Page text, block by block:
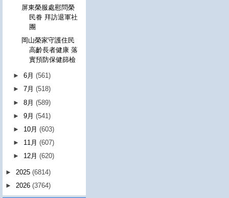
屏東榮服處慰問榮
民眷 拜訪退軍社
團
岡山榮家守護住民
高齡長者健康 落
實預防保健篩檢
►6月(561)
►7月(518)
►8月(589)
►9月(541)
► 10月(603)
► 11月(607)
► 12月(620)
► 2025 (6814)
► 2026 (3764)